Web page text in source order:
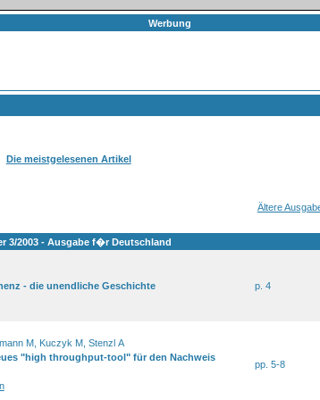
Werbung
Die meistgelesenen Artikel
Ältere
3/2003 - Ausgabe f�r Deutschland
- die unendliche Geschichte
p. 4
M, Kuczyk M, Stenzl A
"high throughput-tool" für den Nachweis
pp. 5-8